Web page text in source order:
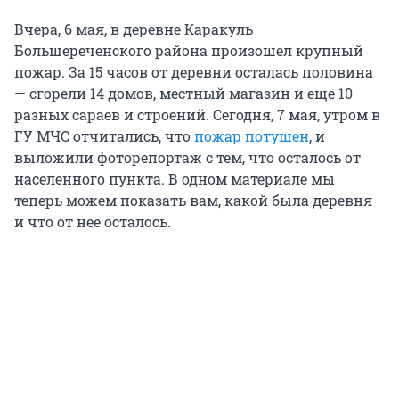
Вчера, 6 мая, в деревне Каракуль
Большереченского района произошел крупный
пожар. За 15 часов от деревни осталась половина
— сгорели 14 домов, местный магазин и еще 10
разных сараев и строений. Сегодня, 7 мая, утром в
ГУ МЧС отчитались, чтопожар потушен, и
выложили фоторепортаж с тем, что осталось от
населенного пункта. В одном материале мы
теперь можем показать вам, какой была деревня
и что от нее осталось.